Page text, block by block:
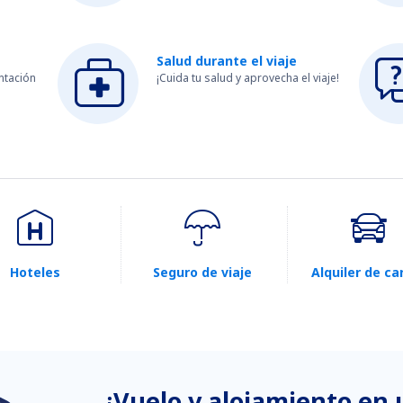
Salud durante el viaje
¡Cuida tu salud y aprovecha el viaje!
Hoteles Seguro de viaje Alquiler de